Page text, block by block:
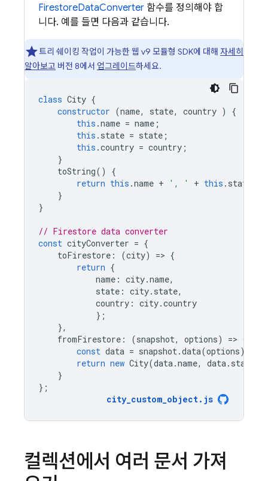
FirestoreDataConverter 함수를 정의해야 합
니다. 예를 들면 다음과 같습니다.
트리 쉐이킹 작업이 가능한 웹 v9 모듈형 SDK에 대해 자세히
알아보고 버전 8에서 업그레이드하세요.
class City {
constructor (name, state, country )
{
this .name = name ;
this . state = state ;
this .country = country ;
}
toString()
{
return this .name + ', ' + this . state
}
}
// Firestore data converter
const cityConverter = {
toFirestore : (city) => {
return {
name : city.name,
state : city. state,
country : city.country
};
},
fromFirestore : (snapshot, options) => {
const data = snapshot.data(options);
return new City(data.name, data. state
}
};
city_custom_object. js
컬렉션에서 여러 문서 가져